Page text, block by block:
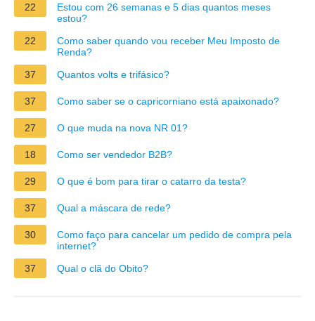
22
Estou com 26 semanas e 5 dias quantos meses
estou?
22
Como saber quando vou receber Meu Imposto de
Renda?
37
Quantos volts e trifásico?
37 Como saber se o capricorniano está apaixonado?
27 O que muda na nova NR 01?
18 Como ser vendedor B2B?
29 O que é bom para tirar o catarro da testa?
37 Qual a máscara de rede?
30
Como faço para cancelar um pedido de compra pela
internet?
37
Qual o clã do Obito?